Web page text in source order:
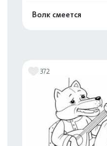
Волк смеется
372